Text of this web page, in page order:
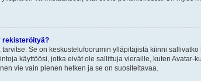
rekisteröityä?
Se on keskustelufoorumin ylläpitäjistä kiinni
käyttöösi, jotka eivät ole sallittuja vieraille, kuten
vie vain pienen hetken ja se on suositeltavaa.